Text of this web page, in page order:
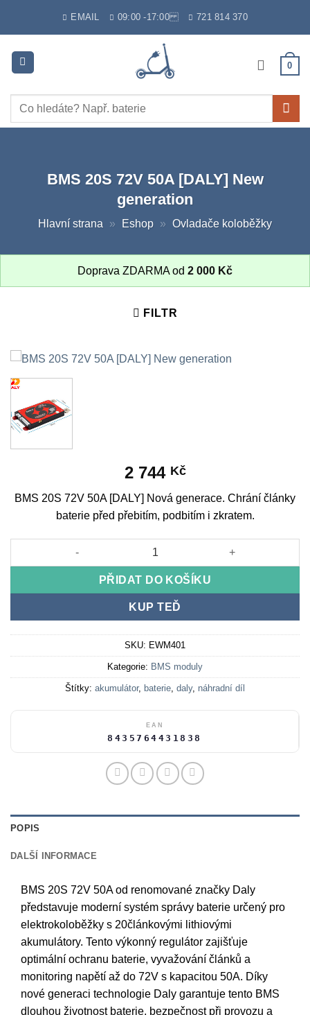
EMAIL 09:00 -17:00 721 814 370
0
Hledat:
BMS 20S 72V 50A [DALY] New
generation
Hlavní strana » Eshop » Ovladače koloběžky
Doprava ZDARMA od 2 000 Kč
FILTR
2 744 Kč
BMS 20S 72V 50A [DALY] Nová generace. Chrání články
baterie před přebitím, podbitím i zkratem.
BMS 20S 72V 50A [DALY] New generation množství
PŘIDAT DO KOŠÍKU
KUP TEĎ
SKU: EWM401
Kategorie: BMS moduly
Štítky: akumulátor, baterie, daly, náhradní díl
EAN
8435764431838
POPIS
DALŠÍ INFORMACE
BMS 20S 72V 50A od renomované značky Daly
představuje moderní systém správy baterie určený pro
elektrokoloběžky s 20článkovými lithiovými
akumulátory. Tento výkonný regulátor zajišťuje
optimální ochranu baterie, vyvažování článků a
monitoring napětí až do 72V s kapacitou 50A. Díky
nové generaci technologie Daly garantuje tento BMS
dlouhou životnost baterie, bezpečnost při provozu a